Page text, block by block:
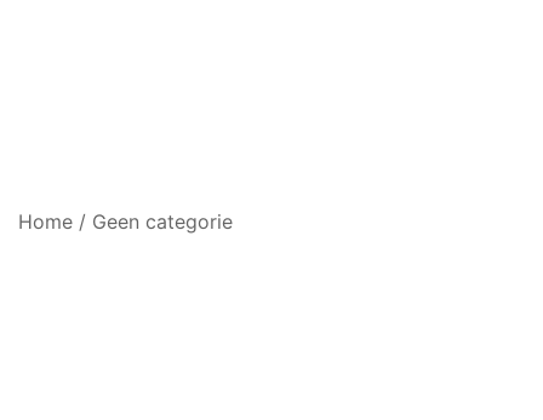
Home / Geen categorie